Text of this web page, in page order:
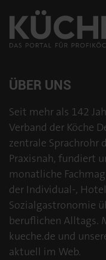
ÜBER UNS
Seit mehr als 142
Verband der Köche
zentrale Sprachrohr
Praxisnah, fundiert
monatliche
der Individual-,
Sozialgastronomie
beruflichen Alltags.
kueche.de und
aktuell im Web.